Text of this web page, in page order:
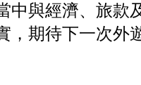
中與經濟、旅款
，期待下一次外